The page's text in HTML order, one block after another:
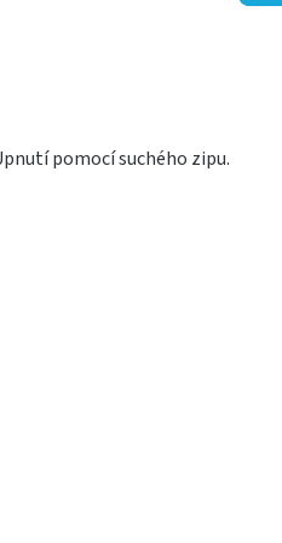
pomocí suchého zipu.